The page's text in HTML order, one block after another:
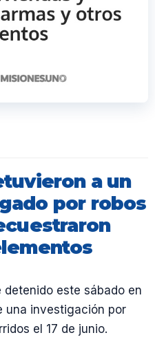
a un
por robos
este sábado en
una investigación por
el 17 de junio.